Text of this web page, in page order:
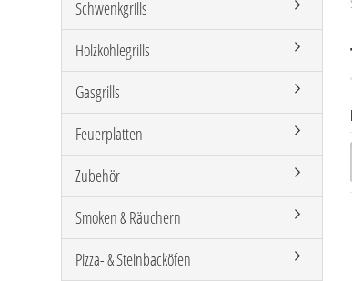
Schwenkgrills
Holzkohlegrills
Gasgrills
Feuerplatten
Zubehör
Smoken & Räuchern
Pizza- & Steinbacköfen